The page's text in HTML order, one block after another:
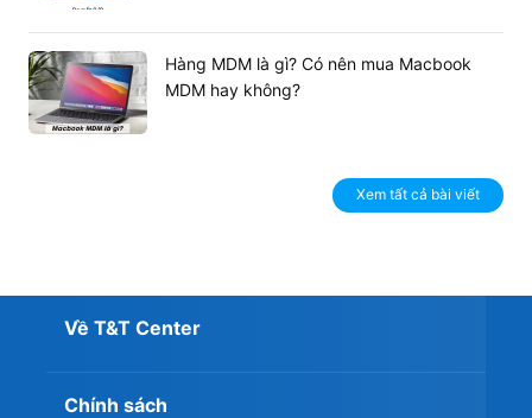
Hàng MDM là gì? Có nên mua Macbook
MDM hay không?
Xem tất cả bài viết
Về T&T Center
Chính sách